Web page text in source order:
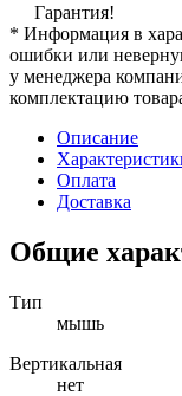
Гарантия!
* Информация в
ошибки или
у менеджера
комплектацию
Описание
Оплата
Доставка
Общие
Тип
мышь
Вертикальная
нет